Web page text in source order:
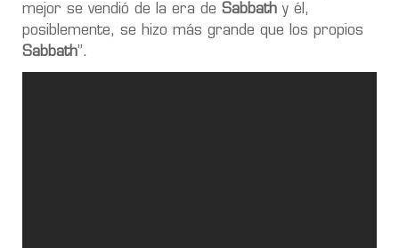
mejor se vendió de la era de Sabbath y él,
posiblemente, se hizo más grande que los propios
Sabbath”.